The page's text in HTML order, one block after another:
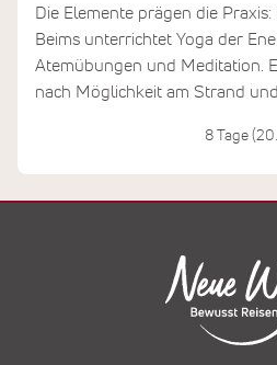
Die Elemente prägen die
Beims unterrichtet Yoga der
Atemübungen und Meditation.
nach Möglichkeit am Strand
8 Tage